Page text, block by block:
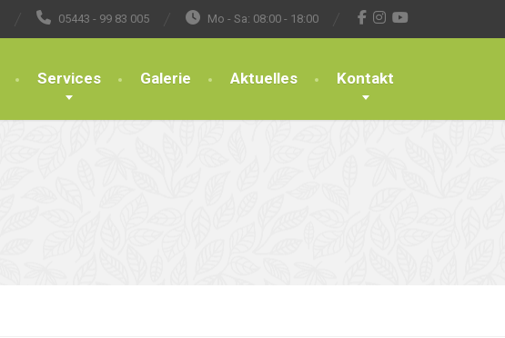
05443 - 99 83 005 Mo - Sa: 08:00 - 18:00
Services Galerie Aktuelles Kontakt